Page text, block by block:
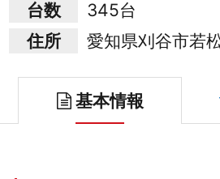
台数
345台
住所
愛知県刈谷市若
基本情報